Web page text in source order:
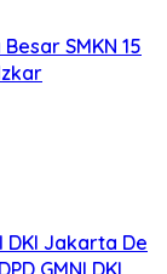
SMKN 15
DKI Jakarta De